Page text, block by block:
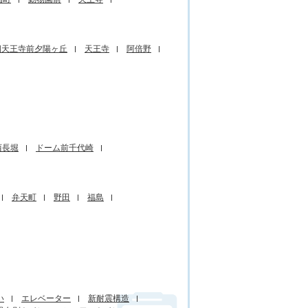
天王寺前夕陽ヶ丘 天王寺
阿倍野
長堀
ドーム前千代崎
弁天町 野田 福島
エレベーター
新耐震構造